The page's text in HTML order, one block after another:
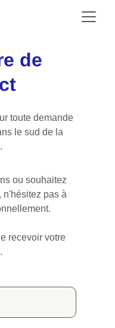
de
toute demande
le sud de la
ou souhaitez
n'hésitez pas à
recevoir votre